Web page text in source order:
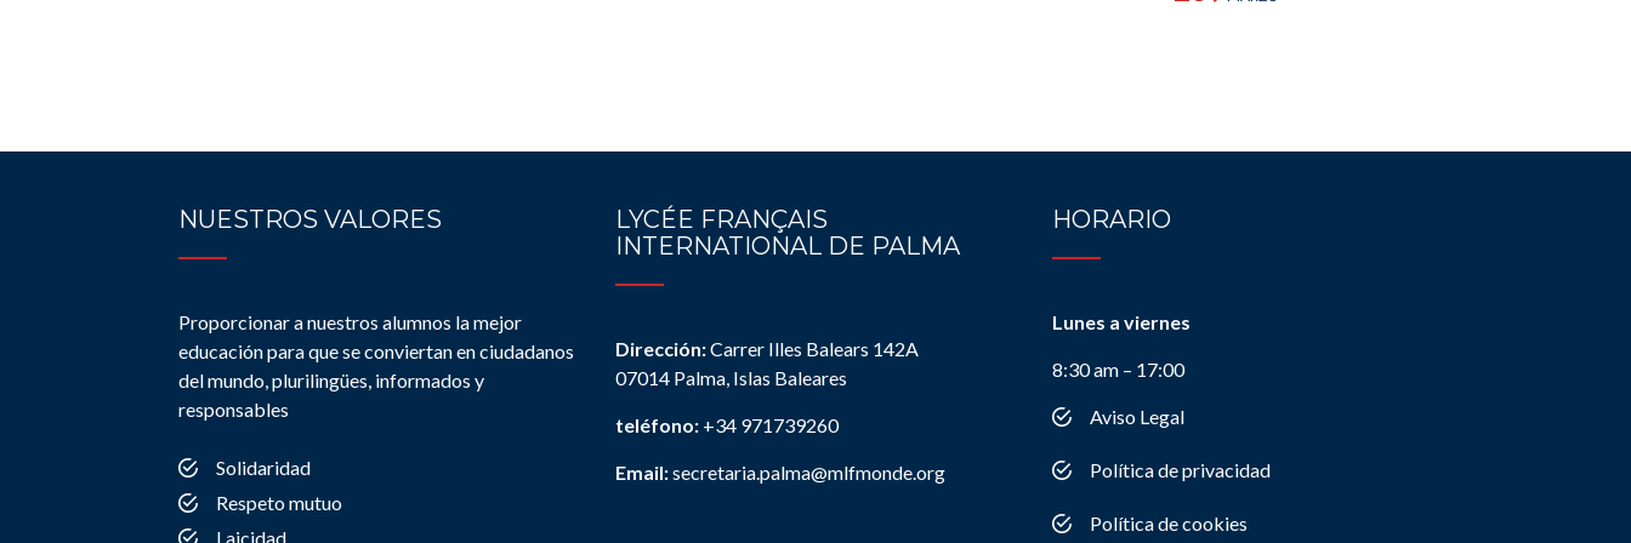
NUESTROS VALORES
Proporcionar a nuestros alumnos la mejor
educación para que se conviertan en ciudadanos
del mundo, plurilingües, informados y
responsables
Solidaridad
Respeto mutuo
Laicidad
LYCÉE FRANÇAIS
INTERNATIONAL DE PALMA
Dirección:Carrer Illes Balears 142A
07014 Palma, Islas Baleares
teléfono: +34 971739260
Email:secretaria.palma@mlfmonde.org
HORARIO
Lunes a viernes
8:30 am – 17:00
Aviso Legal
Política de privacidad
Política de cookies